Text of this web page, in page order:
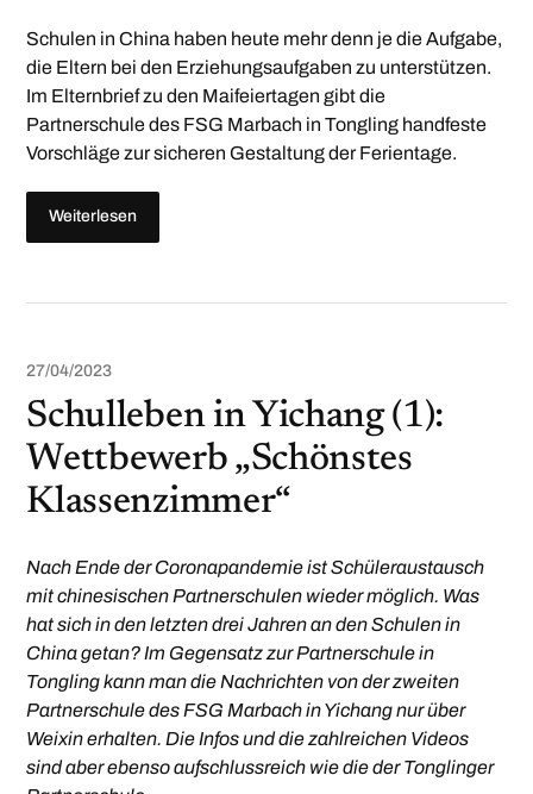
Schulen in China haben heute mehr denn je die Aufgabe,
die Eltern bei den Erziehungsaufgaben zu unterstützen.
Im Elternbrief zu den Maifeiertagen gibt die
Partnerschule des FSG Marbach in Tongling handfeste
Vorschläge zur sicheren Gestaltung der Ferientage.
Weiterlesen
27/04/2023
Schulleben in Yichang (1):
Wettbewerb „Schönstes
Klassenzimmer“
Nach Ende der Coronapandemie ist Schüleraustausch
mit chinesischen Partnerschulen wieder möglich. Was
hat sich in den letzten drei Jahren an den Schulen in
China getan? Im Gegensatz zur Partnerschule in
Tongling kann man die Nachrichten von der zweiten
Partnerschule des FSG Marbach in Yichang nur über
Weixin erhalten. Die Infos und die zahlreichen Videos
sind aber ebenso aufschlussreich wie die der Tonglinger